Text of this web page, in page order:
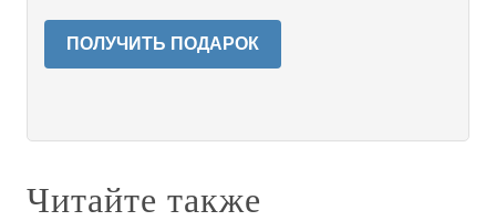
ПОЛУЧИТЬ ПОДАРОК
Читайте также